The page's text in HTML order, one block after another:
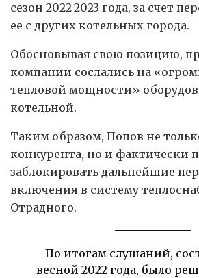
сезон 2022-2023 года, за счет
ее с других котельных города.
Обосновывая свою позицию,
компании сослались на
тепловой мощности»
котельной.
Таким образом, Попов не
конкурента, но и фактически
заблокировать дальнейшие
включения в систему
Отрадного.
По итогам слушаний,
весной 2022 года, было